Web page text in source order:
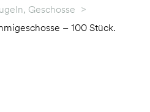
Geschosse >
– 100 Stück.